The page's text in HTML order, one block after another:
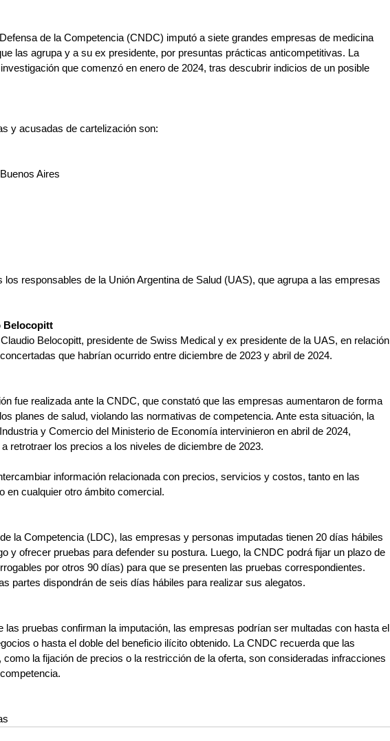
de la Competencia (CNDC) imputó a siete grandes empresas de medicina
las agrupa y a su ex presidente, por presuntas prácticas anticompetitivas. La
que comenzó en enero de 2024, tras descubrir indicios de un posible
y acusadas de cartelización son:
Aires
los responsables de la Unión Argentina de Salud (UAS), que agrupa a las empresas
Belocopitt
Belocopitt, presidente de Swiss Medical y ex presidente de la UAS, en relación
que habrían ocurrido entre diciembre de 2023 y abril de 2024.
fue realizada ante la CNDC, que constató que las empresas aumentaron de forma
planes de salud, violando las normativas de competencia. Ante esta situación, la
y Comercio del Ministerio de Economía intervinieron en abril de 2024,
retrotraer los precios a los niveles de diciembre de 2023.
información relacionada con precios, servicios y costos, tanto en las
en cualquier otro ámbito comercial.
la Competencia (LDC), las empresas y personas imputadas tienen 20 días hábiles
y ofrecer pruebas para defender su postura. Luego, la CNDC podrá fijar un plazo de
por otros 90 días) para que se presenten las pruebas correspondientes.
partes dispondrán de seis días hábiles para realizar sus alegatos.
las pruebas confirman la imputación, las empresas podrían ser multadas con hasta el
o hasta el doble del beneficio ilícito obtenido. La CNDC recuerda que las
la fijación de precios o la restricción de la oferta, son consideradas infracciones